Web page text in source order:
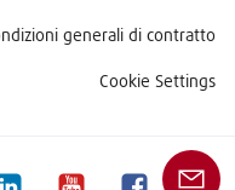
generali di contratto
Cookie Settings